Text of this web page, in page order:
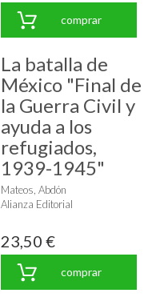
comprar
La batalla de
México "Final de
la Guerra Civil y
ayuda a los
refugiados,
1939-1945"
Mateos, Abdón
Alianza Editorial
23,50 €
comprar